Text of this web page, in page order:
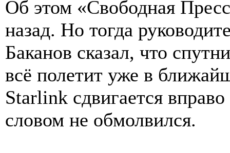
Об этом «Свободная
назад. Но тогда
Баканов сказал, что
всё полетит уже в
Starlink сдвигается
словом не обмолвился.